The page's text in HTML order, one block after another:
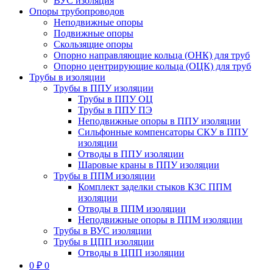
Опоры трубопроводов
Неподвижные опоры
Подвижные опоры
Скользящие опоры
Опорно направляющие кольца (ОНК) для труб
Опорно центрирующие кольца (ОЦК) для труб
Трубы в изоляции
Трубы в ППУ изоляции
Трубы в ППУ ОЦ
Трубы в ППУ ПЭ
Неподвижные опоры в ППУ изоляции
Сильфонные компенсаторы СКУ в ППУ
изоляции
Отводы в ППУ изоляции
Шаровые краны в ППУ изоляции
Трубы в ППМ изоляции
Комплект заделки стыков КЗС ППМ
изоляции
Отводы в ППМ изоляции
Неподвижные опоры в ППМ изоляции
Трубы в ВУС изоляции
Трубы в ЦПП изоляции
Отводы в ЦПП изоляции
0 ₽ 0